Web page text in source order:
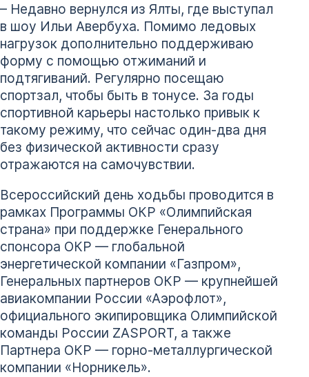
– Недавно вернулся из Ялты, где выступал
в шоу Ильи Авербуха. Помимо ледовых
нагрузок дополнительно поддерживаю
форму с помощью отжиманий и
подтягиваний. Регулярно посещаю
спортзал, чтобы быть в тонусе. За годы
спортивной карьеры настолько привык к
такому режиму, что сейчас один-два дня
без физической активности сразу
отражаются на самочувствии.
Всероссийский день ходьбы проводится в
рамках Программы ОКР «Олимпийская
страна» при поддержке Генерального
спонсора ОКР — глобальной
энергетической компании «Газпром»,
Генеральных партнеров ОКР — крупнейшей
авиакомпании России «Аэрофлот»,
официального экипировщика Олимпийской
команды России ZASPORT, а также
Партнера ОКР — горно-металлургической
компании «Норникель».